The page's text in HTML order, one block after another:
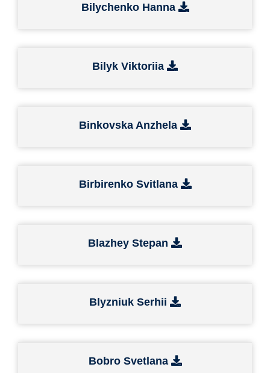
Bilychenko Hanna
Bilyk Viktoriia
Binkovska Anzhela
Birbirenko Svitlana
Blazhey Stepan
Blyzniuk Serhii
Bobro Svetlana